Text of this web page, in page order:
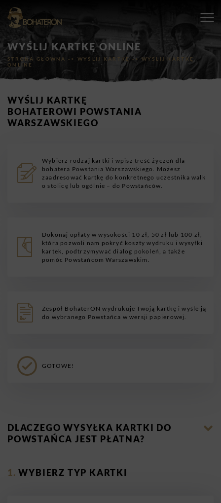
WYŚLIJ KARTKĘ ONLINE
STRONA GŁÓWNA -> WYŚLIJ KARTKĘ->WYŚLIJ KARTKĘ
ONLINE
WYŚLIJ KARTKĘ
BOHATEROWI POWSTANIA
WARSZAWSKIEGO
Wybierz rodzaj kartki i wpisz treść życzeń dla
bohatera Powstania Warszawskiego. Możesz
zaadresować kartkę do konkretnego uczestnika walk
o stolicę lub ogólnie – do Powstańców.
Dokonaj opłaty w wysokości 10 zł, 50 zł lub 100 zł,
która pozwoli nam pokryć koszty wydruku i wysyłki
kartek, podtrzymywać dialog pokoleń, a także
pomóc Powstańcom Warszawskim.
Zespół BohaterON wydrukuje Twoją kartkę i wyśle ją
do wybranego Powstańca w wersji papierowej.
GOTOWE!
DLACZEGO WYSYŁKA KARTKI DO
POWSTAŃCA JEST PŁATNA?
WYBIERZ TYP KARTKI